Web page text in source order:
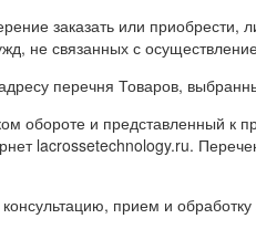
заказать или
не связанных с
перечня Товаров,
обороте и представленный к
lacrossetechnology.ru.
прием и